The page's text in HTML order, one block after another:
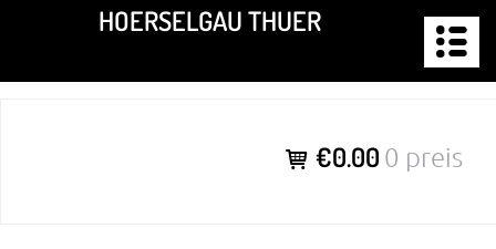
springen
HOERSELGAU THUER
€0.00 0 preis